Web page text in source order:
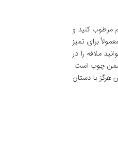
مرطوب کنید و
برای تمیز
ملافه را در
چوب است.
با دستان